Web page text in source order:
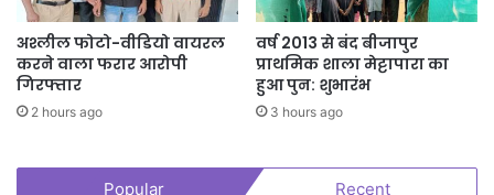
अश्लील फोटो-वीडियो वायरल
करने वाला फरार आरोपी
गिरफ्तार
2 hours ago
वर्ष 2013 से बंद बीजापुर
प्राथमिक शाला मेट्टापारा का
हुआ पुन: शुभारंभ
3 hours ago
Popular Recent